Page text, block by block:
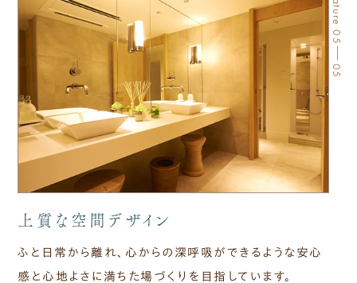
Feature 05
05
上質な​空間デザイン
ふと​日​常から​離れ、​心からの​深呼吸が​できるような​安心
感と心地よさに​満ちた​場づくりを​目指しています。​